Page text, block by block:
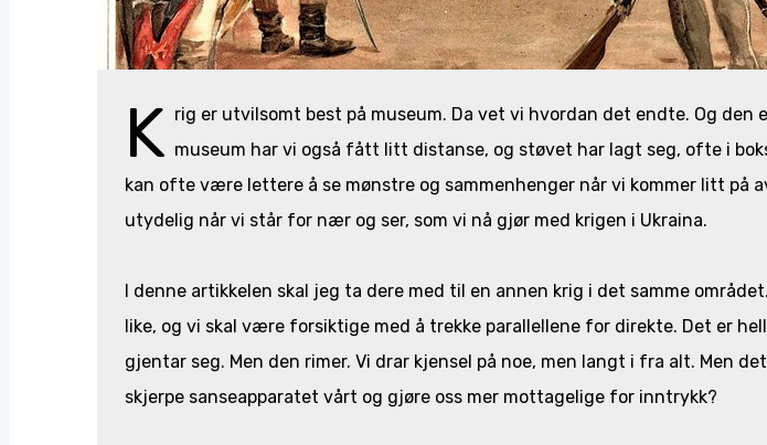
K rig er utvilsomt best på museum. Da vet vi hvordan det endte. Og den
museum har vi også fått litt distanse, og støvet har lagt seg, ofte i
kan ofte være lettere å se mønstre og sammenhenger når vi kommer litt på
utydelig når vi står for nær og ser, som vi nå gjør med krigen i Ukraina.
I denne artikkelen skal jeg ta dere med til en annen krig i det samme
like, og vi skal være forsiktige med å trekke parallellene for direkte. Det er
gjentar seg. Men den rimer. Vi drar kjensel på noe, men langt i fra alt. Men
skjerpe sanseapparatet vårt og gjøre oss mer mottagelige for inntrykk?